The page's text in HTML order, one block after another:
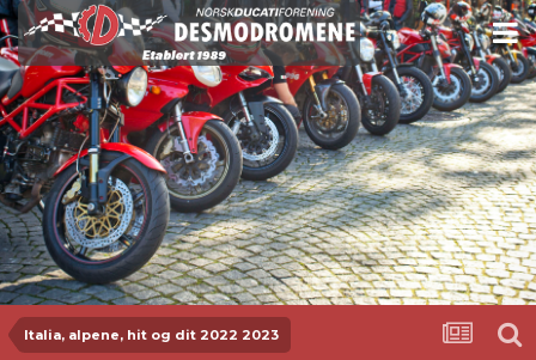
Italia, alpene, hit og dit 2022 2023